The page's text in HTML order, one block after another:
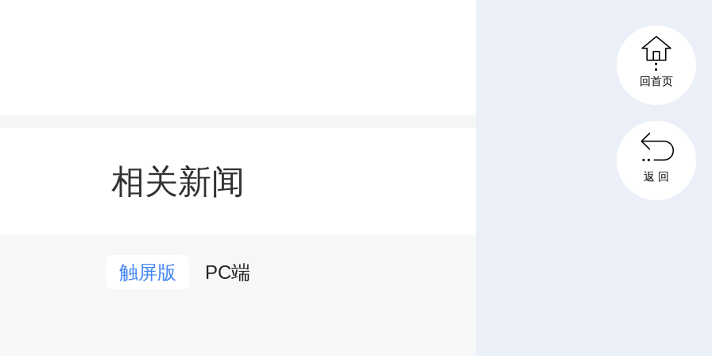
彩虹跑、集体团操、趣味飞盘等
探索“运动+心理”协同育人新路
相关新闻
触屏版 PC端

回首页

返 回